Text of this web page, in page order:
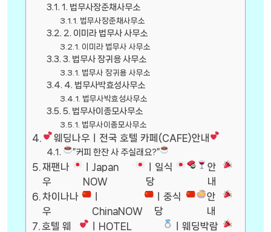
1. 법무사장준채사무소
법무사장준채사무소
2. 이미라 법무사 사무소
이미라 법무사 사무소
3. 법무사 장귀용 사무소
법무사 장귀용 사무소
4. 법무사박효성사무소
법무사박효성사무소
5. 법무사이종모사무소
법무사이종모사무소
웨딩나우ㅣ전국 호텔 카페(CAFE)안내
”커피 한잔 사 주실래요?”
재팬나
우
ㅣJapan
NOW
ㅣ일식
당
안
내
차이나나
우
ChinaNOW
ㅣ중식
당
안
내
호텔 웨
ㅣHOTEL
ㅣ웨딩박람